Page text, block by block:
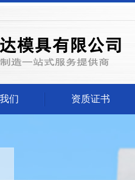
们 资质证书